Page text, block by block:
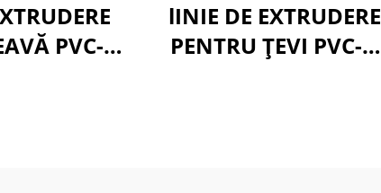
PVC-O
lINIE DE EXTRUDERE
PENTRU ŢEVI PVC-O